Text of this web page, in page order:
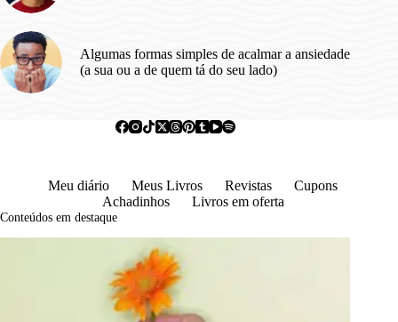
Algumas formas simples de acalmar a ansiedade
(a sua ou a de quem tá do seu lado)
Meu diário Meus Livros Revistas
Cupons
Achadinhos
Livros em oferta
Conteúdos em destaque